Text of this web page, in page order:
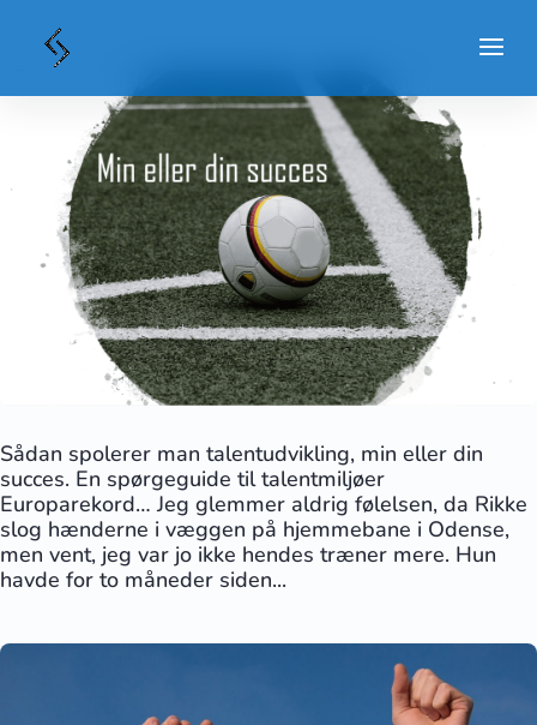
Sådan spolerer man talentudvikling, min eller din
succes. En spørgeguide til talentmiljøer
Europarekord… Jeg glemmer aldrig følelsen, da Rikke
slog hænderne i væggen på hjemmebane i Odense,
men vent, jeg var jo ikke hendes træner mere. Hun
havde for to måneder siden...